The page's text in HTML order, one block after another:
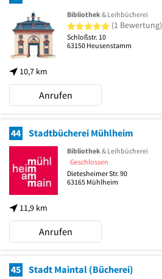
10,7 km
Bibliothek & Leihbücherei
5 von 5 Sternen
(1 Bewertung)
Schloßstr. 10
63150 Heusenstamm
Anrufen
44 Stadtbücherei Mühlheim
11,9 km
Bibliothek & Leihbücherei
Geschlossen
Dietesheimer Str. 90
63165 Mühlheim
Anrufen
45 Stadt Maintal (Bücherei)